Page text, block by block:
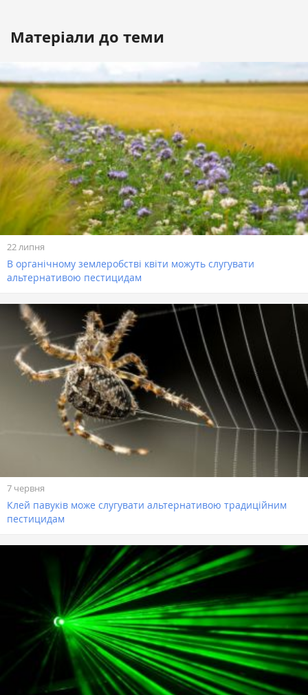
Матеріали до теми
22 липня
В органічному землеробстві квіти можуть слугувати
альтернативою пестицидам
7 червня
Клей павуків може слугувати альтернативою традиційним
пестицидам